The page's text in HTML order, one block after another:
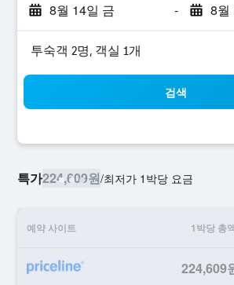
8월 14일 금 - 8월
​투숙객 2​명, ​객실 1개
검색
특가224,609원/​최저가 1박당 요금
예약 사이트 1박당 총
224,609